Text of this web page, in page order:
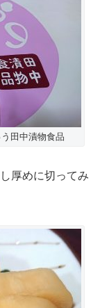
田中漬物食品
厚めに切ってみ